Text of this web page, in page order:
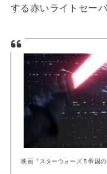
する赤いライトセー
映画『スターウォーズ５帝国